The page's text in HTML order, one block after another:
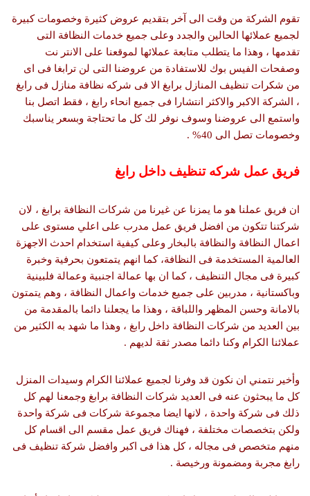
تقوم الشركة من وقت الى آخر بتقديم عروض كثيرة وخصومات كبيرة
لجميع عملائها الحالين والجدد وعلى جميع خدمات النظافة التى
تقدمها ، وهذا ما يتطلب متابعة عملائها لموقعنا على الانتر نت
وصفحات الفيس بوك للاستفادة من عروضنا التى لن ترابغا فى اى
من شكرات تنظيف المنازل برابغ الا فى شركه نظافة منازل فى رابغ
، الشركة الاكبر والاكثر انتشارا فى جميع انحاء رابغ ، فقط اتصل بنا
واستمع الى عروضنا وسوف نوفر لك كل ما تحتاجة وبسعر يناسبك
وخصومات تصل الى 40% .
فريق عمل شركه تنظيف داخل رابغ
ان فريق عملنا هو ما يمزنا عن غيرنا من شركات النظافة برابغ ، لان
شركتنا تتكون من افضل فريق عمل مدرب على اعلي مستوى على
اعمال النظافة والنظافة بالبخار وعلى كيفية استخدام احدث الاجهزة
العالمية المستخدمة فى النظافة، كما انهم يتمتعون بحرفية وخبرة
كبيرة فى مجال التنظيف ، كما ان بها عمالة اجنبية وعمالة فلبينية
وباكستانية ، مدربين على جميع خدمات واعمال النظافة ، وهم يتمتون
بالامانة وحسن المظهر واللباقة ، وهذا ما يجعلنا دائما بالمقدمة من
بين العديد من شركات النظافة داخل رابغ ، وهذا ما شهد به الكثير من
عملائنا الكرام وكنا دائما مصدر ثقة لديهم .
وأخير نتمني ان نكون قد وفرنا لجميع عملائنا الكرام وسيدات المنزل
كل ما يبحثون عنه فى العديد شركات النظافة برابغ وجمعنا لهم كل
ذلك فى شركة واحدة ، لانها ايضا مجموعة شركات فى شركة واحدة
ولكن بتخصصات مختلفة ، فهناك فريق عمل مقسم الى اقسام كل
منهم متخصص فى مجاله ، كل هذا فى اكبر وافضل شركة تنظيف فى
رابغ مجربة ومضمونة ورخيصة .